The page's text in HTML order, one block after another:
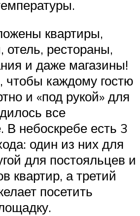
квартиры,
отель, рестораны,
и даже магазины!
чтобы каждому гостю
и «под рукой» для
все
В небоскребе есть 3
один из них для
для постояльцев и
квартир, а третий
посетить